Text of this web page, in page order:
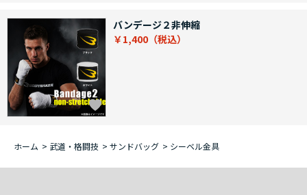
バンデージ２非伸縮
￥1,400
ホーム > 武道・格闘技 > サンドバッグ > シーベル金具